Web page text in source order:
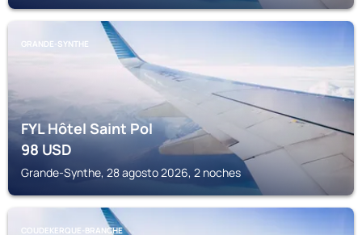
GRANDE-SYNTHE
FYL Hôtel Saint Pol
98USD
Grande-Synthe, 28 agosto 2026, 2 noches
COUDEKERQUE-BRANCHE